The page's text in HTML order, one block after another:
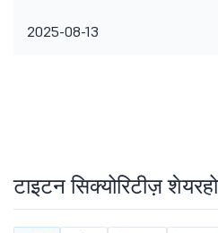
2025-08-13
टाइटन सिक्योरिटीज़